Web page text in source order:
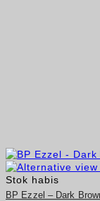
Stok habis
BP Ezzel – Dark